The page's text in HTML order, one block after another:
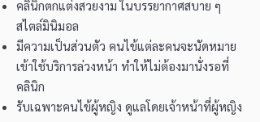
คลินิกตกแต่งสวยงาม ในบรรยากาศสบาย ๆ
สไตล์มินิมอล
มีความเป็นส่วนตัว คนไข้แต่ละคนจะนัดหมาย
เข้าใช้บริการล่วงหน้า ทำให้ไม่ต้องมานั่งรอที่
คลินิก
รับเฉพาะคนไข้ผู้หญิง ดูแลโดยเจ้าหน้าที่ผู้หญิง